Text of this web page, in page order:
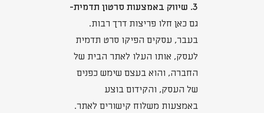
3. שיווק באמצעות סרטון תדמית-
גם כאן חלו פריצות דרך רבות.
בעבר, עסקים הפיקו סרט תדמית
לעסק, אותו העלו לאתר הבית של
החברה, והוא בעצם שימש כפנים
של העסק, והקידום בוצע
באמצעות משלוח קישורים לאתר.